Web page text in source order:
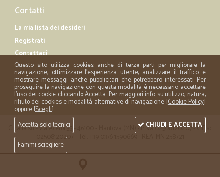
Contatti
La mia lista dei desideri
Registrati
Contattaci
Cicalia srl - via Acerbi 35 - 46100 - Mantova (MN) - P.iva 02508120207 - C.Fisc
02508120207 - Tel. +39 0376 1590669 - REA: MN 258721
Questo sito utilizza cookies anche di terze parti per migliorare la
navigazione, ottimizzare l'esperienza utente, analizzare il traffico e
mostrare messaggi anche pubblicitari che potrebbero interessati. Per
proseguire la navigazione con questa modalità è necessario accettare
l'uso dei cookie cliccando Accetta. Per maggiori info su utilizzo, natura,
rifiuto dei cookies e modalità alternative di navigazione: [Cookie Policy]
oppure [Scegli]
Accetta solo tecnici
Fammi sciegliere
CHIUDI E ACCETTA